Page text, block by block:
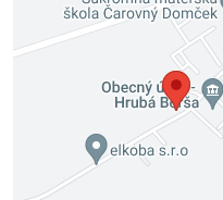
Externý obsah je
Voľbami
Prajete si načítať
Povoliť
Povoliť a zapamätať -